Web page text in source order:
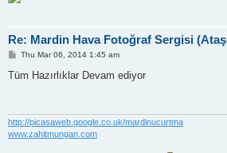
Re: Mardin Hava Fotoğraf Sergisi
P
s
Thu Mar 06, 2014 1:45 am
Tüm Hazırlıklar Devam ediyor
http://picasaweb.google.co.uk/mardinucurtma
www.zahitmungan.com